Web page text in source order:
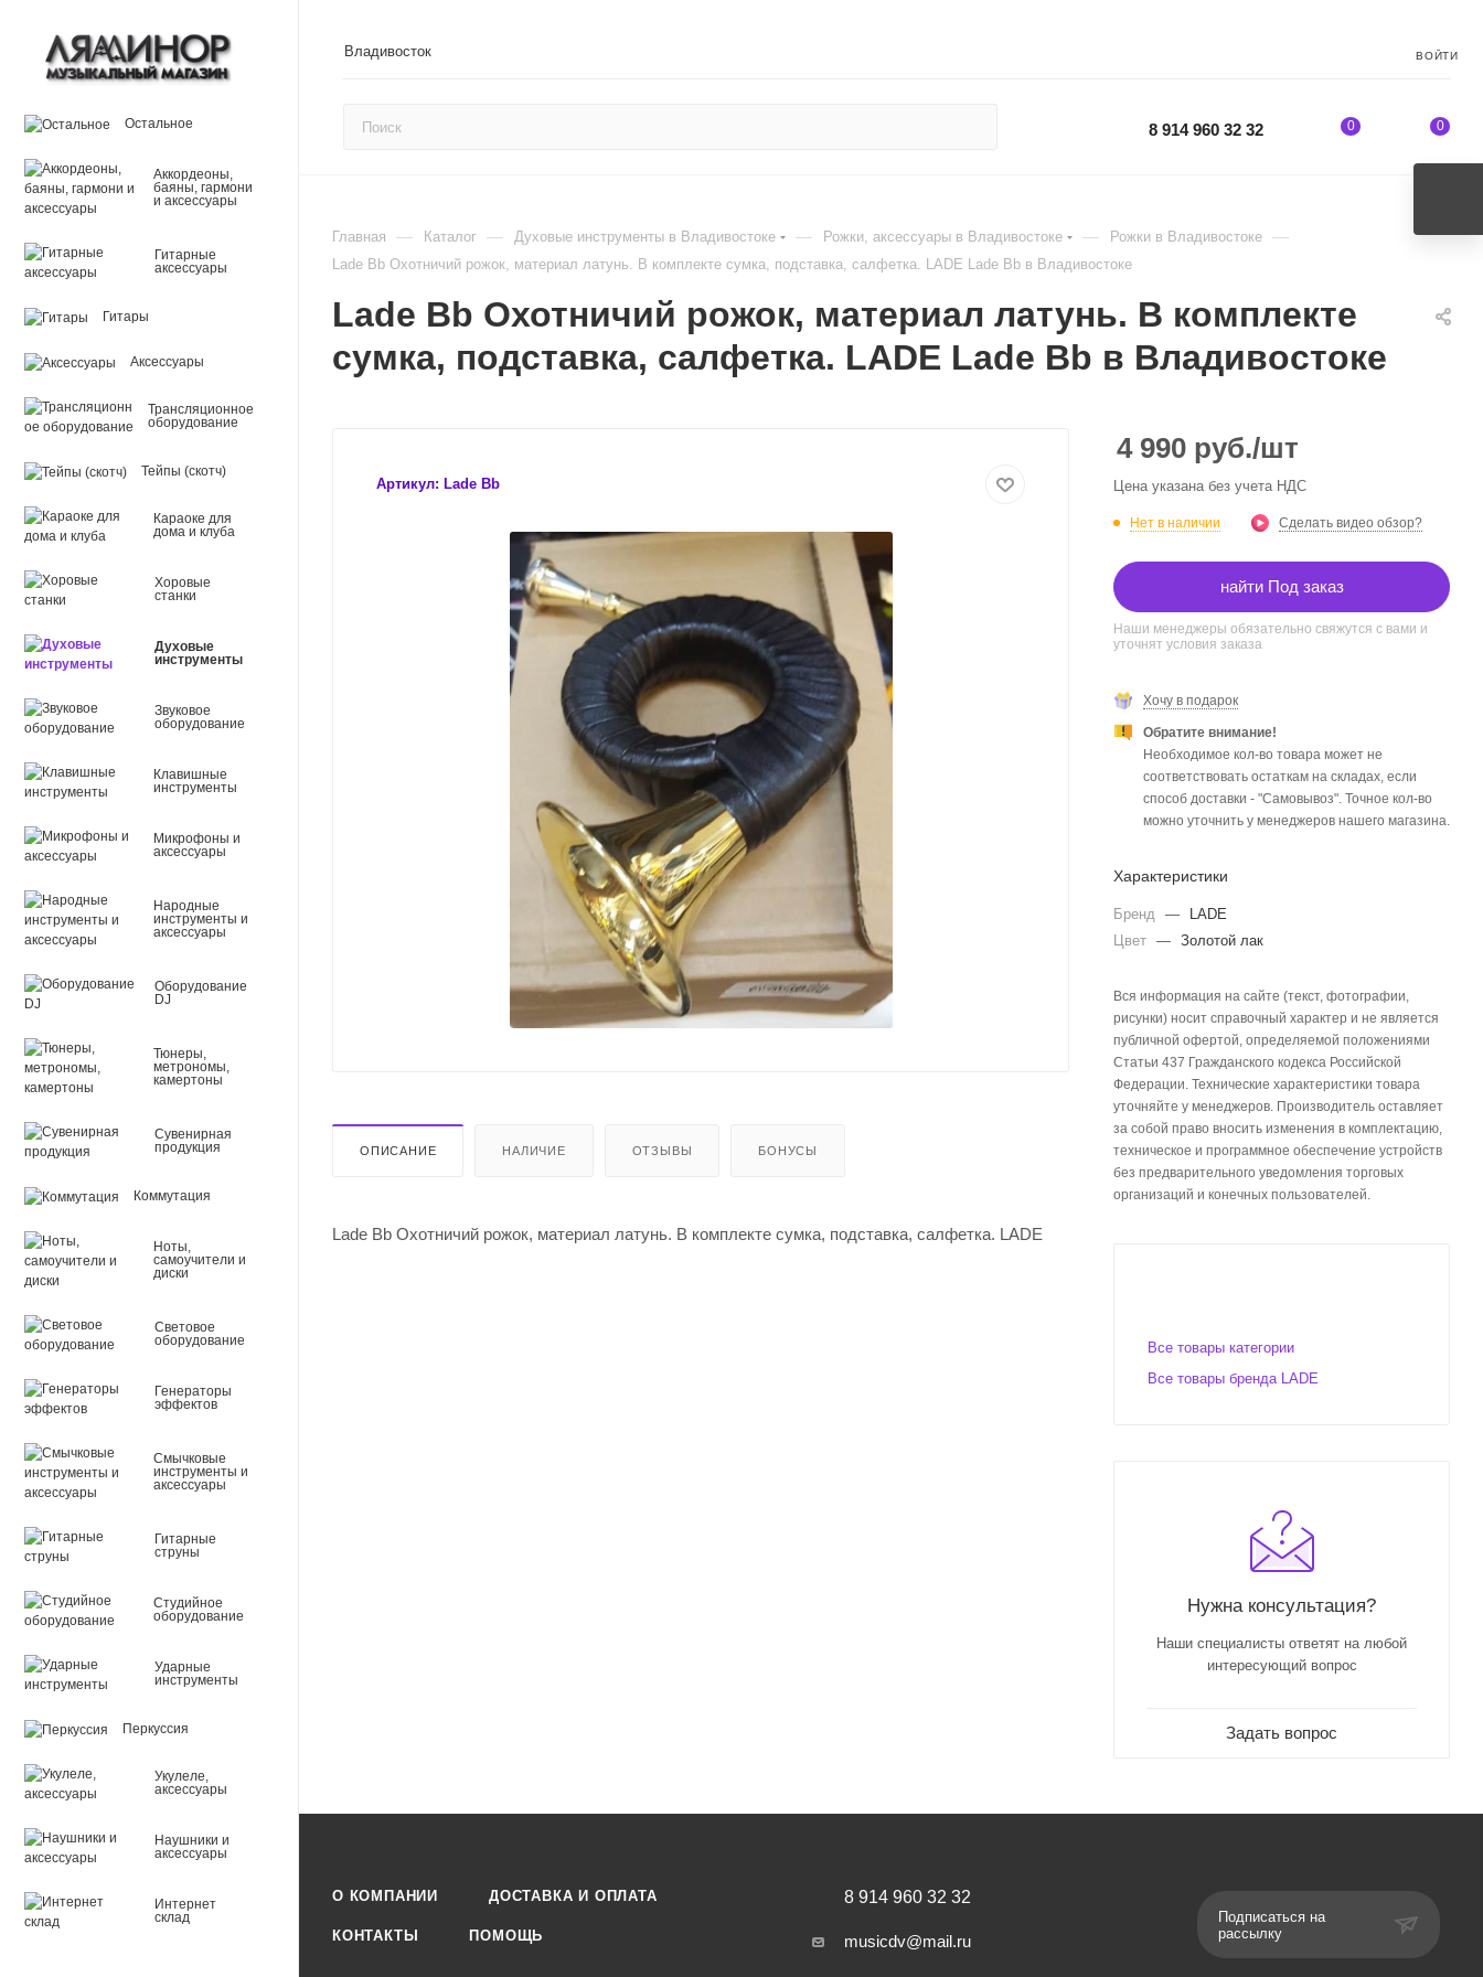
Владивосток ВОЙТИ
8 914 960 32 32 0 0
Остальное
Аккордеоны,
баяны, гармони
и аксессуары
Гитарные
аксессуары
Гитары
Аксессуары
Трансляционное
оборудование
Тейпы (скотч)
Караоке для
дома и клуба
Хоровые
станки
Духовые
инструменты
Звуковое
оборудование
Клавишные
инструменты
Микрофоны и
аксессуары
Народные
инструменты и
аксессуары
Оборудование
DJ
Тюнеры,
метрономы,
камертоны
Сувенирная
продукция
Коммутация
Ноты,
самоучители и
диски
Световое
оборудование
Генераторы
эффектов
Смычковые
инструменты и
аксессуары
Гитарные
струны
Студийное
оборудование
Ударные
инструменты
Перкуссия
Укулеле,
аксессуары
Наушники и
аксессуары
Интернет
склад
Главная — Каталог — Духовые инструменты в Владивостоке — Рожки, аксессуары в Владивостоке — Рожки в Владивостоке —
Lade Bb Охотничий рожок, материал латунь. В комплекте сумка, подставка, салфетка. LADE Lade Bb в Владивостоке
Lade Bb Охотничий рожок, материал латунь. В комплекте
сумка, подставка, салфетка. LADE Lade Bb в Владивостоке
Артикул: Lade Bb
ОПИСАНИЕ НАЛИЧИЕ ОТЗЫВЫ БОНУСЫ
Lade Bb Охотничий рожок, материал латунь. В комплекте сумка, подставка, салфетка. LADE
4 990 руб./шт
Цена указана без учета НДС
Нет в наличии Сделать видео обзор?
найти Под заказ
Наши менеджеры обязательно свяжутся с вами и
уточнят условия заказа
Хочу в подарок
Обратите внимание!
Необходимое кол-во товара может не
соответствовать остаткам на складах, если
способ доставки - "Самовывоз". Точное кол-во
можно уточнить у менеджеров нашего магазина.
Характеристики
Бренд —
LADE
Цвет — Золотой лак
Вся информация на сайте (текст, фотографии,
рисунки) носит справочный характер и не является
публичной офертой, определяемой положениями
Статьи 437 Гражданского кодекса Российской
Федерации. Технические характеристики товара
уточняйте у менеджеров. Производитель оставляет
за собой право вносить изменения в комплектацию,
техническое и программное обеспечение устройств
без предварительного уведомления торговых
организаций и конечных пользователей.
Все товары категории
Все товары бренда LADE
Нужна консультация?
Наши специалисты ответят на любой
интересующий вопрос
Задать вопрос
О КОМПАНИИ ДОСТАВКА И ОПЛАТА
КОНТАКТЫ ПОМОЩЬ
8 914 960 32 32
musicdv@mail.ru
Подписаться на
рассылку